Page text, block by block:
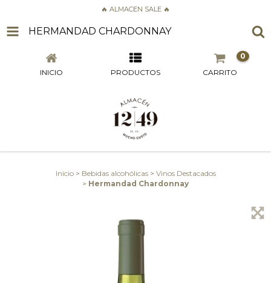
🔥 ALMACEN SALE 🔥
HERMANDAD CHARDONNAY
INICIO PRODUCTOS CARRITO
0
Inicio > Bebidas alcohólicas > Vinos Destacados
> Hermandad Chardonnay